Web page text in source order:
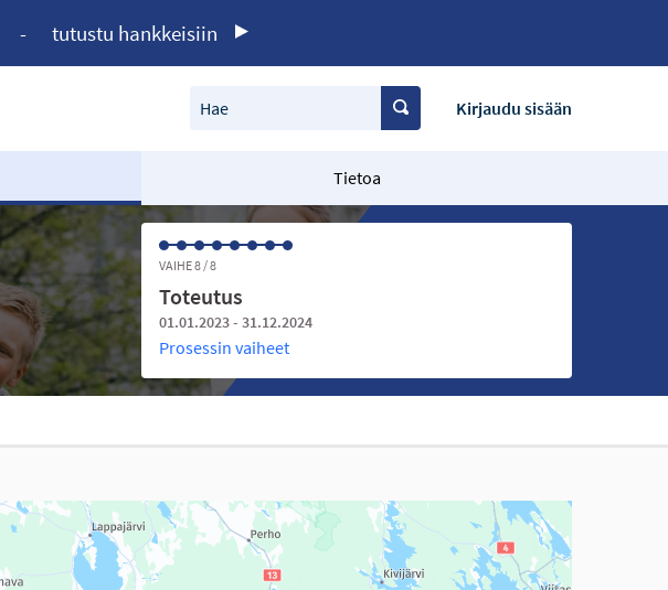
- tutustu hankkeisiin
Hae Kirjaudu sisään
Tietoa
VAIHE 8 / 8
Toteutus
01.01.2023 - 31.12.2024
Prosessin vaiheet
ruudunlukijalla, mutta se voi olla vaikeaselkoinen.